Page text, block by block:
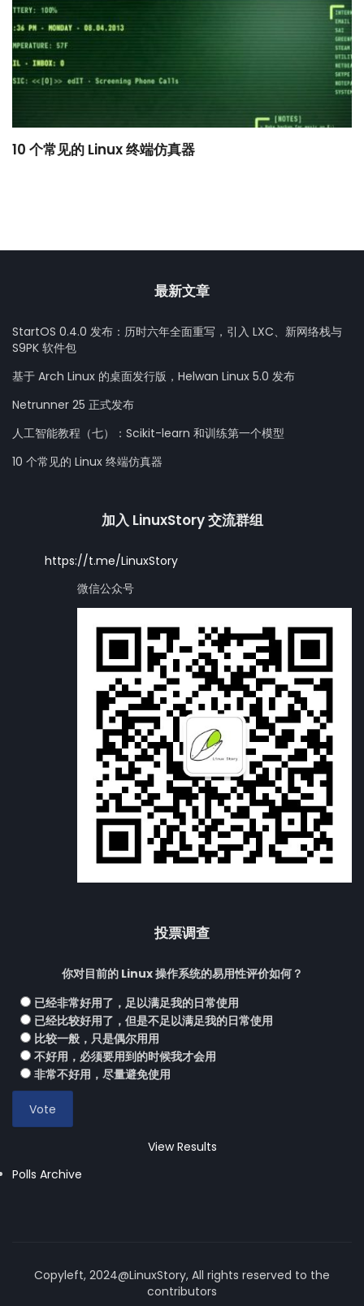
10 个常见的 Linux 终端仿真器
最新文章
StartOS 0.4.0 发布：历时六年全面重写，引入 LXC、新网络栈与
S9PK 软件包
基于 Arch Linux 的桌面发行版，Helwan Linux 5.0 发布
Netrunner 25 正式发布
人工智能教程（七）：Scikit-learn 和训练第一个模型
10 个常见的 Linux 终端仿真器
加入 LinuxStory 交流群组
https://t.me/LinuxStory
微信公众号
投票调查
你对目前的 Linux 操作系统的易用性评价如何？
已经非常好用了，足以满足我的日常使用
已经比较好用了，但是不足以满足我的日常使用
比较一般，只是偶尔用用
不好用，必须要用到的时候我才会用
非常不好用，尽量避免使用
View Results
Polls Archive
Copyleft, 2024@LinuxStory, All rights reserved to the
contributors